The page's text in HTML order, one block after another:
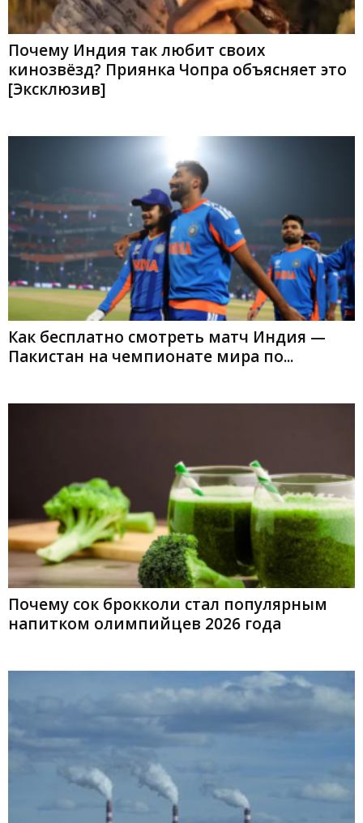
Почему Индия так любит своих
кинозвёзд? Приянка Чопра объясняет это
[Эксклюзив]
Как бесплатно смотреть матч Индия —
Пакистан на чемпионате мира по...
Почему сок брокколи стал популярным
напитком олимпийцев 2026 года